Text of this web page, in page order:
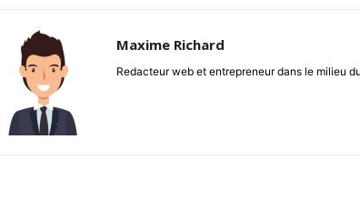
Maxime Richard
Redacteur web et entrepreneur dans le milieu